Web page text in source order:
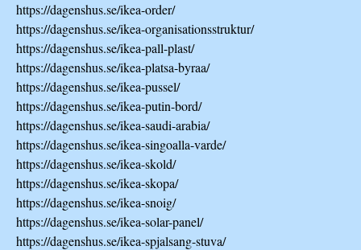
https://dagenshus.se/ikea-order/
https://dagenshus.se/ikea-organisationsstruktur/
https://dagenshus.se/ikea-pall-plast/
https://dagenshus.se/ikea-platsa-byraa/
https://dagenshus.se/ikea-pussel/
https://dagenshus.se/ikea-putin-bord/
https://dagenshus.se/ikea-saudi-arabia/
https://dagenshus.se/ikea-singoalla-varde/
https://dagenshus.se/ikea-skold/
https://dagenshus.se/ikea-skopa/
https://dagenshus.se/ikea-snoig/
https://dagenshus.se/ikea-solar-panel/
https://dagenshus.se/ikea-spjalsang-stuva/